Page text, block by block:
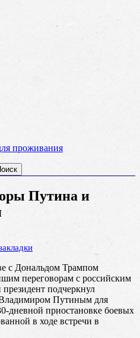
проживания
Путина и
с Дональдом Трампом
переговорам с российским
подчеркнул
Владимиром Путиным для
дневной приостановке боевых
в ходе встречи в